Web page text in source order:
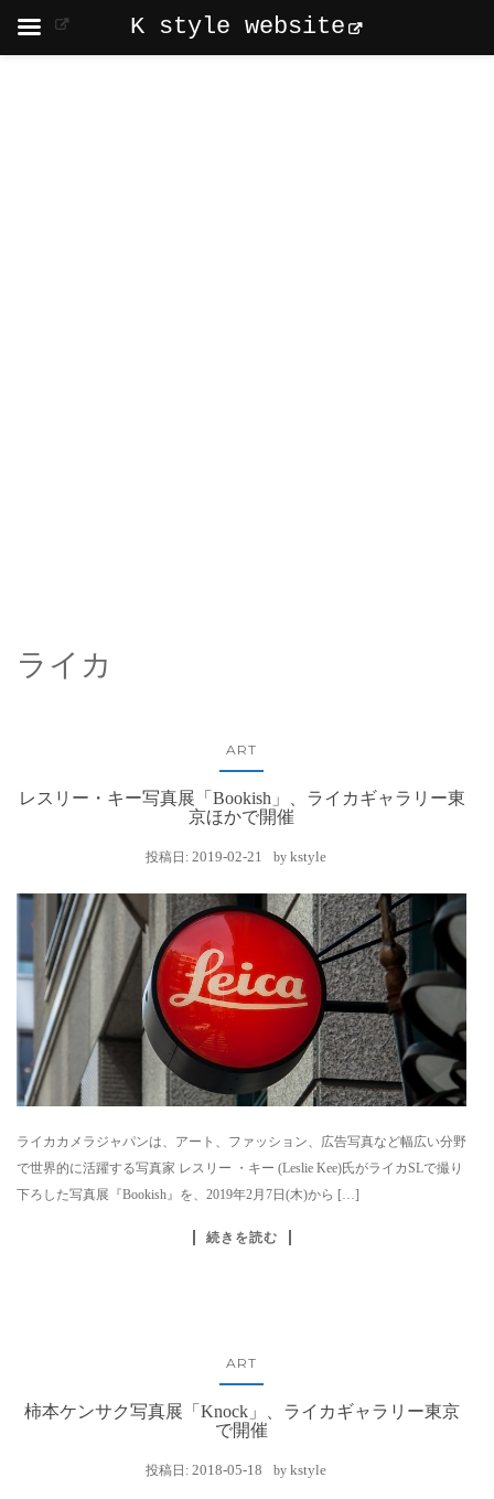
ライカ
ART
レスリー・キー写真展「Bookish」、ライカギャラリー東
京ほかで開催
投稿日: 2019-02-21 by kstyle
ライカカメラジャパンは、アート、ファッション、広告写真など幅広い分野
で世界的に活躍する写真家 レスリー ・キー (Leslie Kee)氏がライカSLで撮り
下ろした写真展『Bookish』を、2019年2月7日(木)から […]
続きを読む
ART
柿本ケンサク写真展「Knock」、ライカギャラリー東京
で開催
投稿日: 2018-05-18 by kstyle
K style website